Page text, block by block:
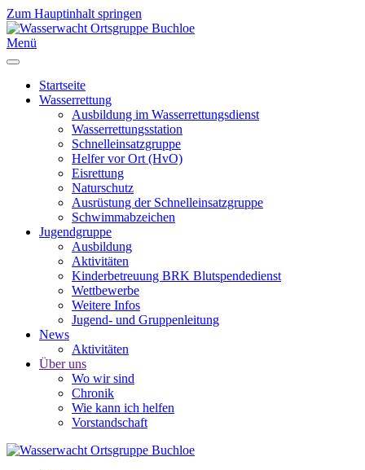
Zum Hauptinhalt springen
Menü
Startseite
Wasserrettung
Ausbildung im Wasserrettungsdienst
Wasserrettungsstation
Schnelleinsatzgruppe
Helfer vor Ort (HvO)
Eisrettung
Naturschutz
Ausrüstung der Schnelleinsatzgruppe
Schwimmabzeichen
Jugendgruppe
Ausbildung
Aktivitäten
Kinderbetreuung BRK Blutspendedienst
Wettbewerbe
Weitere Infos
Jugend- und Gruppenleitung
News
Aktivitäten
Über uns
Wo wir sind
Chronik
Wie kann ich helfen
Vorstandschaft